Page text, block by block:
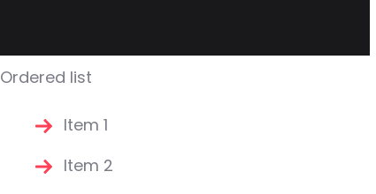
Ordered list
Item 1
Item 2